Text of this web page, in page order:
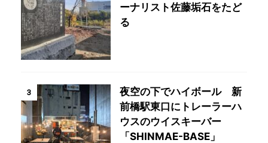
ーナリスト佐藤垢石をたど
る
3
夜空の下でハイボール 新
前橋駅東口にトレーラーハ
ウスのウイスキーバー
「SHINMAE-BASE」